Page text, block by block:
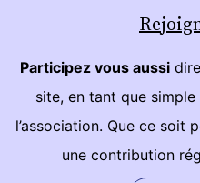
Participez vous aussi
site, en tant que
l’association. Que ce soit
une contribution